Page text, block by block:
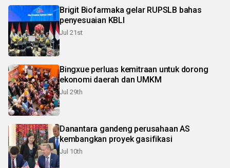
Brigit Biofarmaka gelar RUPSLB bahas
penyesuaian KBLI
Jul 21st
Bingxue perluas kemitraan untuk dorong
ekonomi daerah dan UMKM
Jul 29th
Danantara gandeng perusahaan AS
kembangkan proyek gasifikasi
Jul 10th